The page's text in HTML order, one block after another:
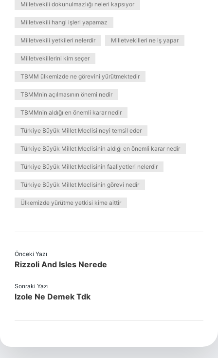
Milletvekili dokunulmazlığı neleri kapsıyor
Milletvekili hangi işleri yapamaz
Milletvekili yetkileri nelerdir Milletvekilleri ne iş yapar
Milletvekillerini kim seçer
TBMM ülkemizde ne görevini yürütmektedir
TBMMnin açılmasının önemi nedir
TBMMnin aldığı en önemli karar nedir
Türkiye Büyük Millet Meclisi neyi temsil eder
Türkiye Büyük Millet Meclisinin aldığı en önemli karar nedir
Türkiye Büyük Millet Meclisinin faaliyetleri nelerdir
Türkiye Büyük Millet Meclisinin görevi nedir
Ülkemizde yürütme yetkisi kime aittir
Önceki Yazı
Rizzoli And Isles Nerede
Sonraki Yazı
Izole Ne Demek Tdk